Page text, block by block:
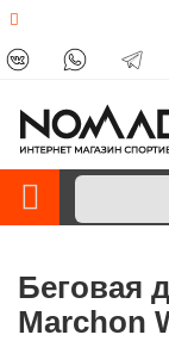
Беговая
Marchon